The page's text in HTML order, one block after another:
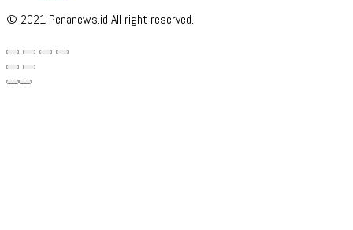
© 2021 Penanews.id All right reserved.